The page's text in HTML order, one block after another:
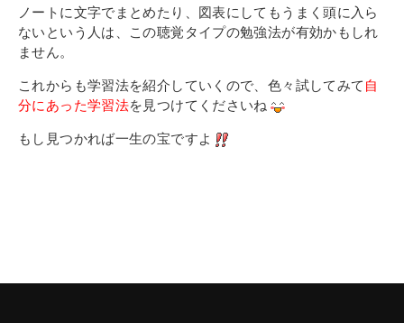
ノートに文字でまとめたり、図表にしてもうまく頭に入ら
ないという人は、この聴覚タイプの勉強法が有効かもしれ
ません。
これからも学習法を紹介していくので、色々試してみて 自
分にあった学習法を見つけてくださいね
もし見つかれば一生の宝ですよ